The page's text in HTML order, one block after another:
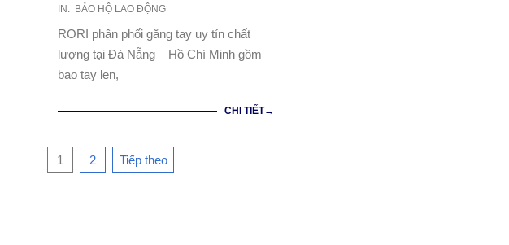
2021-
02-
28
IN: BẢO HỘ LAO ĐỘNG
RORI phân phối găng tay uy tín chất
lượng tại Đà Nẵng – Hồ Chí Minh gồm
bao tay len,
CHI TIẾT→
Phân
1 2 Tiếp theo